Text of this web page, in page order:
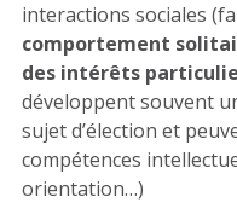
interactions sociales
comportement
des intérêts
développent souvent
sujet d’élection et
compétences
orientation…)